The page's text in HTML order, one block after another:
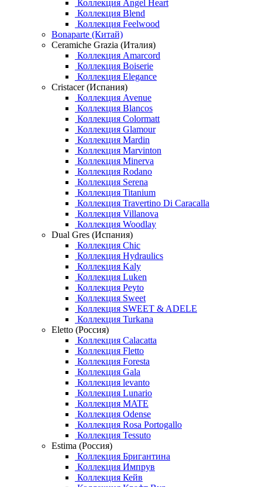
Коллекция Angel Heart
Коллекция Blend
Коллекция Feelwood
Bonaparte (Китай)
Ceramiche Grazia (Италия)
Коллекция Amarcord
Коллекция Boiserie
Коллекция Elegance
Cristacer (Испания)
Коллекция Avenue
Коллекция Blancos
Коллекция Colormatt
Коллекция Glamour
Коллекция Mardin
Коллекция Marvinton
Коллекция Minerva
Коллекция Rodano
Коллекция Serena
Коллекция Titanium
Коллекция Travertino Di Caracalla
Коллекция Villanova
Коллекция Woodlay
Dual Gres (Испания)
Коллекция Chic
Коллекция Hydraulics
Коллекция Kaly
Коллекция Luken
Коллекция Peyto
Коллекция Sweet
Коллекция SWEET & ADELE
Коллекция Turkana
Eletto (Россия)
Коллекция Calacatta
Коллекция Fletto
Коллекция Foresta
Коллекция Gala
Коллекция levanto
Коллекция Lunario
Коллекция MATE
Коллекция Odense
Коллекция Rosa Portogallo
Коллекция Tessuto
Estima (Россия)
Коллекция Бригантина
Коллекция Импрув
Коллекция Кейв